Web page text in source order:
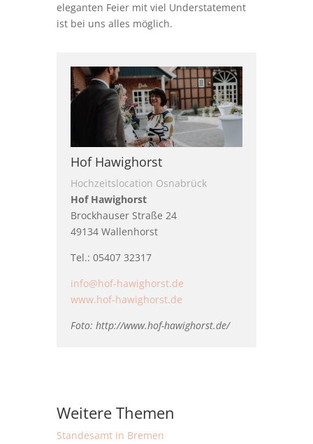
eleganten Feier mit viel Understatement
ist bei uns alles möglich.
Hof Hawighorst
Hochzeitslocation Osnabrück
Hof Hawighorst
Brockhauser Straße 24
49134 Wallenhorst
Tel.: 05407 32317
info@hof-hawighorst.de
www.hof-hawighorst.de
Foto: http://www.hof-hawighorst.de/
Weitere Themen
Standesamt in Bremen